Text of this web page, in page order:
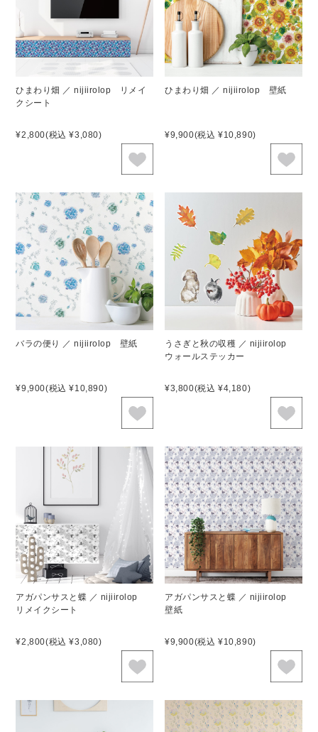
ひまわり畑 ／ nijiirolop リメイ
クシート
¥2,800(税込 ¥3,080)
ひまわり畑 ／ nijiirolop 壁紙
¥9,900(税込 ¥10,890)
バラの便り ／ nijiirolop 壁紙
¥9,900(税込 ¥10,890)
うさぎと秋の収穫 ／ nijiirolop
ウォールステッカー
¥3,800(税込 ¥4,180)
アガパンサスと蝶 ／ nijiirolop
リメイクシート
¥2,800(税込 ¥3,080)
アガパンサスと蝶 ／ nijiirolop
壁紙
¥9,900(税込 ¥10,890)